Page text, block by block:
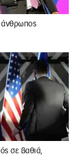
άνθρωπος
σε βαθιά,